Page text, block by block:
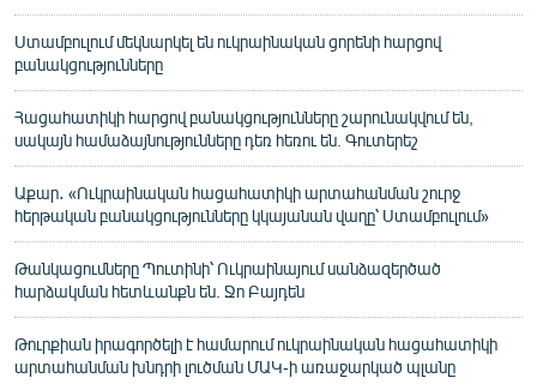
Ստամբուլում մեկնարկել են ուկրաինական ցորենի հարցով
բանակցությունները
Հացահատիկի հարցով բանակցությունները շարունակվում են,
սակայն համաձայնությունները դեռ հեռու են. Գուտերեշ
Աքար․ «Ուկրաինական հացահատիկի արտահանման շուրջ
հերթական բանակցությունները կկայանան վաղը՝ Ստամբուլում»
Թանկացումները Պուտինի՝ Ուկրաինայում սանձազերծած
հարձակման հետևանքն են. Ջո Բայդեն
Թուրքիան իրագործելի է համարում ուկրաինական հացահատիկի
արտահանման խնդրի լուծման ՄԱԿ-ի առաջարկած պլանը